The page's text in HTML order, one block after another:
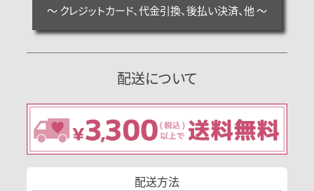
～ クレジットカード、代金引換、後払い決済、他 ～
配送について
配送方法